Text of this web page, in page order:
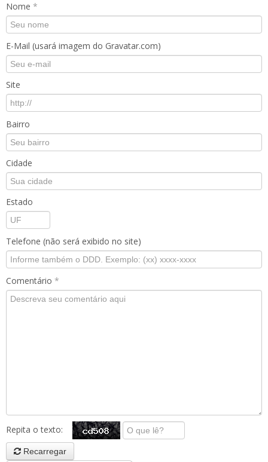
Nome *
E-Mail (usará imagem do Gravatar.com)
Site
Bairro
Cidade
Estado
Telefone (não será exibido no site)
Comentário *
Repita o texto:
Recarregar